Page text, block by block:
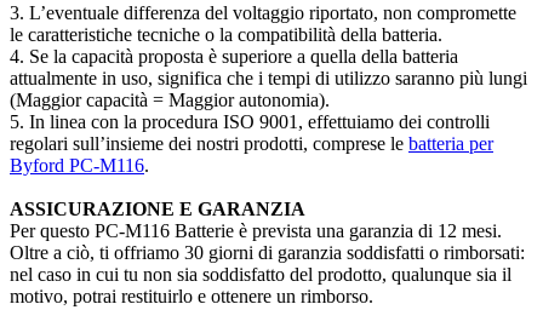
3. L’eventuale differenza del voltaggio riportato, non compromette
le caratteristiche tecniche o la compatibilità della batteria.
4. Se la capacità proposta è superiore a quella della batteria
attualmente in uso, significa che i tempi di utilizzo saranno più lungi
(Maggior capacità = Maggior autonomia).
5. In linea con la procedura ISO 9001, effettuiamo dei controlli
regolari sull’insieme dei nostri prodotti, comprese le batteria per
Byford PC-M116.
ASSICURAZIONE E GARANZIA
Per questo PC-M116 Batterie è prevista una garanzia di 12 mesi.
Oltre a ciò, ti offriamo 30 giorni di garanzia soddisfatti o rimborsati:
nel caso in cui tu non sia soddisfatto del prodotto, qualunque sia il
motivo, potrai restituirlo e ottenere un rimborso.